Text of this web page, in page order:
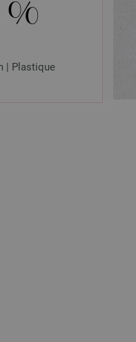
%
| Plastique